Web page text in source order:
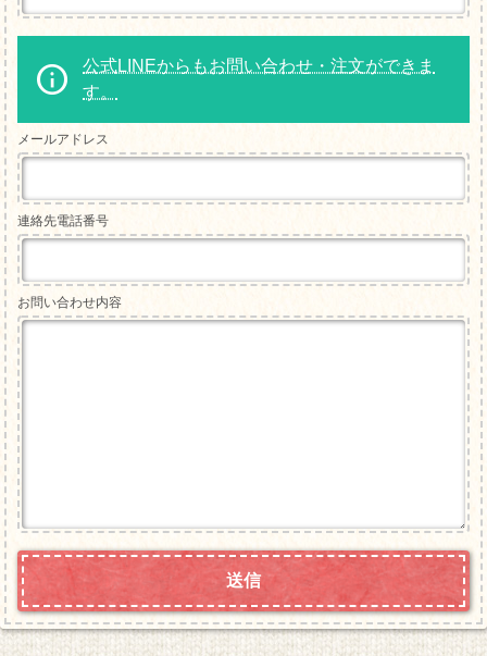
公式LINEからもお問い合わせ・注文ができま
す。
メールアドレス
連絡先電話番号
お問い合わせ内容